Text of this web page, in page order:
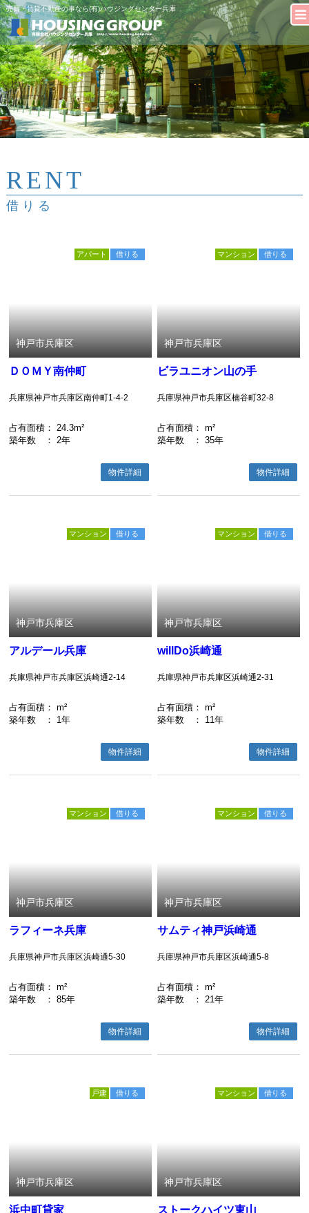
売買・賃貸不動産の事なら(有)ハウジングセンター兵庫
RENT
借りる
神戸市兵庫区
借りる
アパート
ＤＯＭＹ南仲町
兵庫県神戸市兵庫区南仲町1-4-2
占有面積 ： 24.3m²
築年数
： 2年
物件詳細
神戸市兵庫区
借りる
マンション
ビラユニオン山の手
兵庫県神戸市兵庫区楠谷町32-8
占有面積 ： m²
築年数
： 35年
物件詳細
神戸市兵庫区
借りる
マンション
アルデール兵庫
兵庫県神戸市兵庫区浜崎通2-14
占有面積 ： m²
築年数
： 1年
物件詳細
神戸市兵庫区
借りる
マンション
willDo浜崎通
兵庫県神戸市兵庫区浜崎通2-31
占有面積 ： m²
築年数
： 11年
物件詳細
神戸市兵庫区
借りる
マンション
ラフィーネ兵庫
兵庫県神戸市兵庫区浜崎通5-30
占有面積 ： m²
築年数
： 85年
物件詳細
神戸市兵庫区
借りる
マンション
サムティ神戸浜崎通
兵庫県神戸市兵庫区浜崎通5-8
占有面積 ： m²
築年数
： 21年
物件詳細
神戸市兵庫区
借りる
戸建
浜中町貸家
神戸市兵庫区
借りる
マンション
ストークハイツ東山